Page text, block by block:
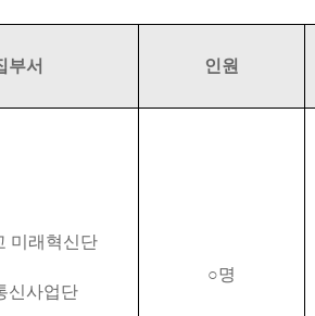
부서 인원
미래혁신단
신사업단
○명